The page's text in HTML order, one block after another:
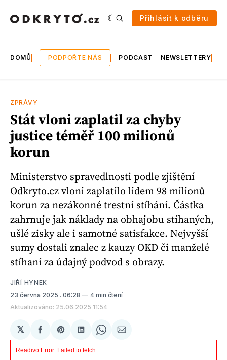
Přihlásit k odběru
DOMŮ PODPOŘTE NÁS PODCAST NEWSLETTERY
ZPRÁVY
Stát vloni zaplatil za chyby
justice téměř 100 milionů
korun
Ministerstvo spravedlnosti podle zjištění
Odkryto.cz vloni zaplatilo lidem 98 milionů
korun za nezákonné trestní stíhání. Částka
zahrnuje jak náklady na obhajobu stíhaných,
ušlé zisky ale i samotné satisfakce. Nejvyšší
sumy dostali znalec z kauzy OKD či manželé
stíhaní za údajný podvod s obrazy.
JIŘÍ HYNEK
23 června 2025 . 06:28
4 min čtení
Aktualizováno: 25.06.2025 11:54
𝕏
Sdílet
na
Facebooku
Share
on
Pinterest
Sdílet
na
LinkedIn
Share
on
Sdílet
e-